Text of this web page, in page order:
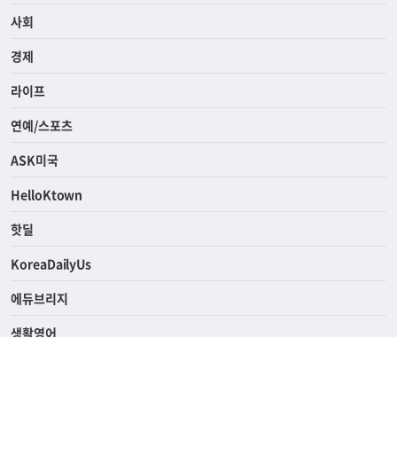
전체
사회
경제
라이프
연예/스포츠
ASK미국
HelloKtown
핫딜
KoreaDailyUs
에듀브리지